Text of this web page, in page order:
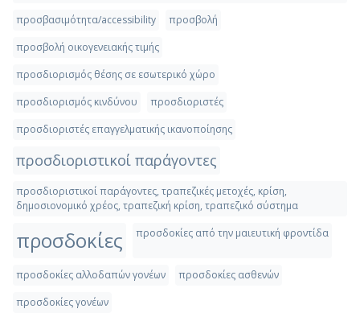
προσβασιμότητα/accessibility
προσβολή
προσβολή οικογενειακής τιμής
προσδιορισμός θέσης σε εσωτερικό χώρο
προσδιορισμός κινδύνου
προσδιοριστές
προσδιοριστές επαγγελματικής ικανοποίησης
προσδιοριστικοί παράγοντες
προσδιοριστικοί παράγοντες, τραπεζικές μετοχές, κρίση,
δημοσιονομικό χρέος, τραπεζική κρίση, τραπεζικό σύστημα
προσδοκίες προσδοκίες από την μαιευτική φροντίδα
προσδοκίες αλλοδαπών γονέων
προσδοκίες ασθενών
προσδοκίες γονέων